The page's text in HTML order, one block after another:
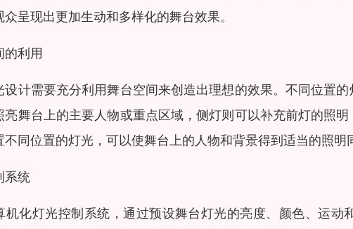
呈现出更加生动和多样化的舞台效果。
的利用
设计需要充分利用舞台空间来创造出理想的效果。不同位置
亮舞台上的主要人物或重点区域，侧灯则可以补充前灯的照
不同位置的灯光，可以使舞台上的人物和背景得到适当的照明
系统
机化灯光控制系统，通过预设舞台灯光的亮度、颜色、运